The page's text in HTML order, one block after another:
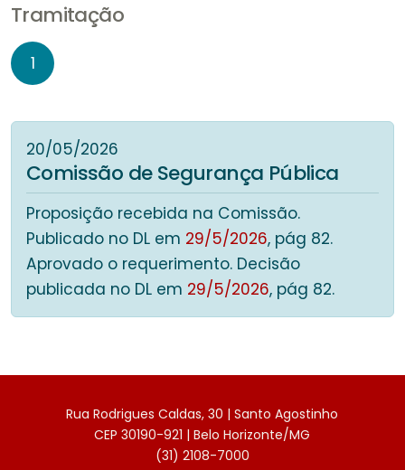
Tramitação
1
20/05/2026
Comissão de Segurança Pública
Proposição recebida na Comissão.
Publicado no DL em 29/5/2026, pág 82.
Aprovado o requerimento. Decisão
publicada no DL em 29/5/2026, pág 82.
Rua Rodrigues Caldas, 30 | Santo Agostinho
CEP 30190-921 | Belo Horizonte/MG
(31) 2108-7000